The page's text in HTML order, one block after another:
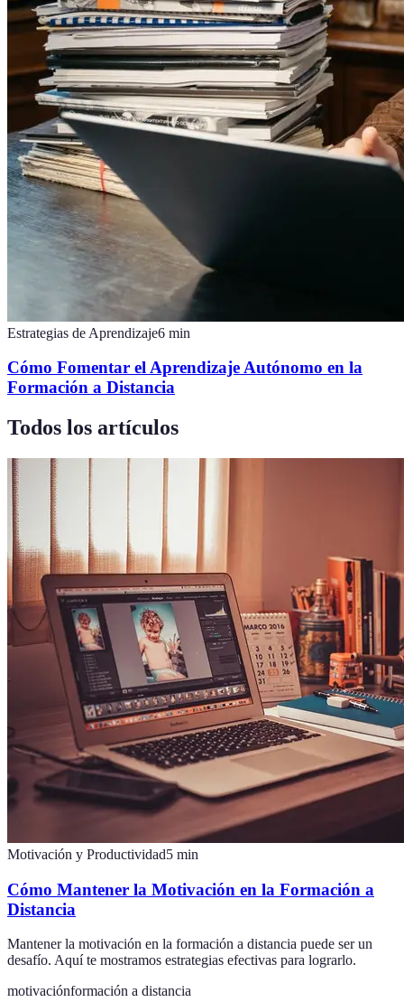
Estrategias de Aprendizaje6 min
Cómo Fomentar el Aprendizaje Autónomo en la
Formación a Distancia
Todos los artículos
Motivación y Productividad5 min
Cómo Mantener la Motivación en la Formación a
Distancia
Mantener la motivación en la formación a distancia puede ser un
desafío. Aquí te mostramos estrategias efectivas para lograrlo.
motivaciónformación a distancia